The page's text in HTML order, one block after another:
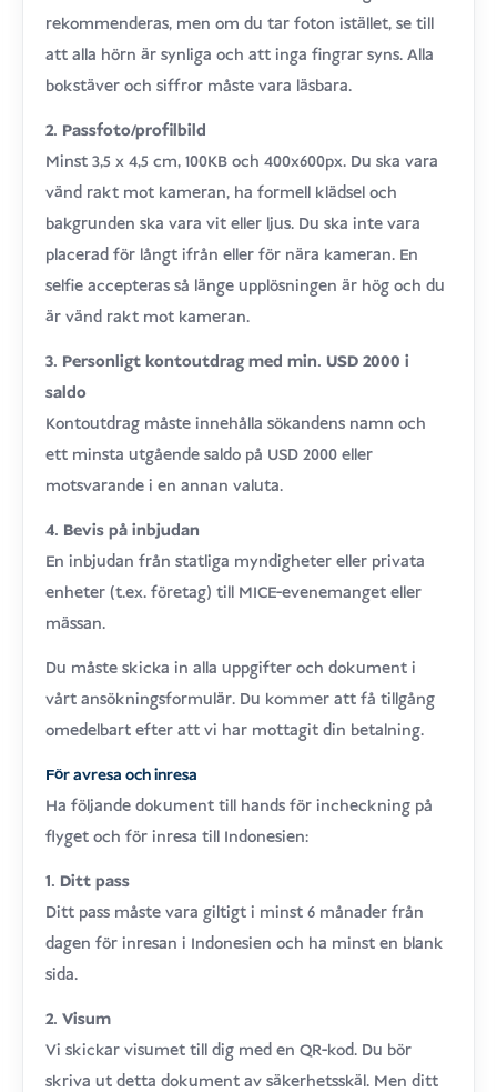
rekommenderas, men om du tar foton istället, se till
att alla hörn är synliga och att inga fingrar syns. Alla
bokstäver och siffror måste vara läsbara.
2. Passfoto/profilbild
Minst 3,5 x 4,5 cm, 100KB och 400x600px. Du ska vara
vänd rakt mot kameran, ha formell klädsel och
bakgrunden ska vara vit eller ljus. Du ska inte vara
placerad för långt ifrån eller för nära kameran. En
selfie accepteras så länge upplösningen är hög och du
är vänd rakt mot kameran.
3. Personligt kontoutdrag med min. USD 2000 i
saldo
Kontoutdrag måste innehålla sökandens namn och
ett minsta utgående saldo på USD 2000 eller
motsvarande i en annan valuta.
4. Bevis på inbjudan
En inbjudan från statliga myndigheter eller privata
enheter (t.ex. företag) till MICE-evenemanget eller
mässan.
Du måste skicka in alla uppgifter och dokument i
vårt ansökningsformulär. Du kommer att få tillgång
omedelbart efter att vi har mottagit din betalning.
För avresa och inresa
Ha följande dokument till hands för incheckning på
flyget och för inresa till Indonesien:
1. Ditt pass
Ditt pass måste vara giltigt i minst 6 månader från
dagen för inresan i Indonesien och ha minst en blank
sida.
2. Visum
Vi skickar visumet till dig med en QR-kod. Du bör
skriva ut detta dokument av säkerhetsskäl. Men ditt